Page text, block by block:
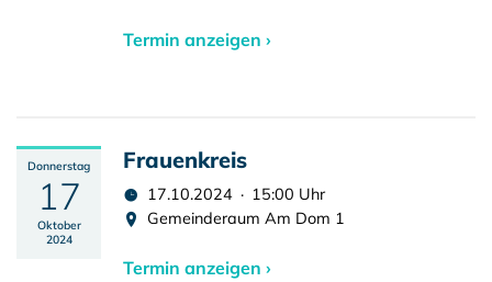
Termin anzeigen ›
Donnerstag
17
Oktober
2024
Frauenkreis
17.10.2024 · 15:00 Uhr
Gemeinderaum Am Dom 1
Termin anzeigen ›